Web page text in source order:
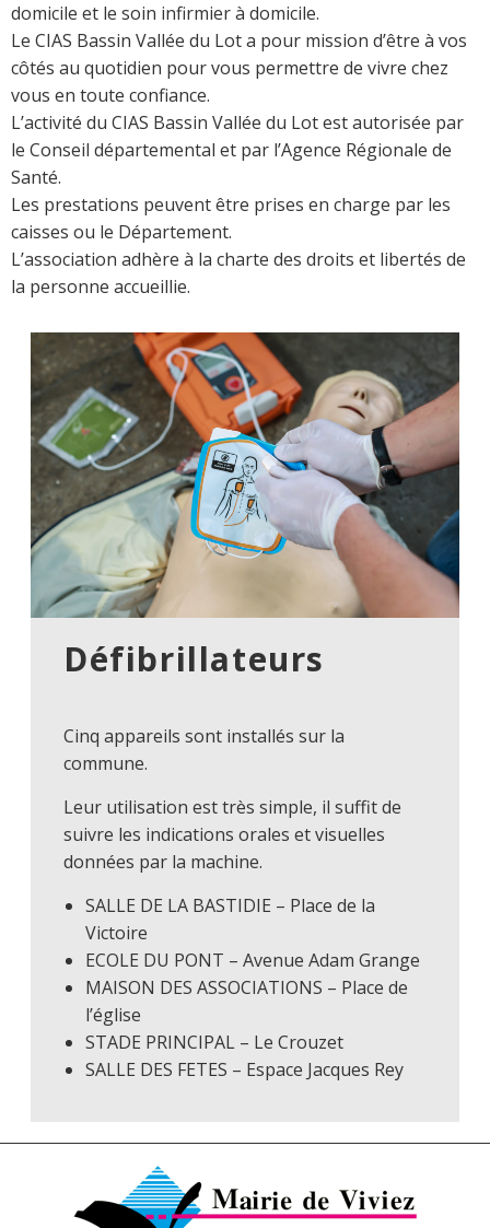
domicile et le soin infirmier à domicile.
Le CIAS Bassin Vallée du Lot a pour mission d’être à vos
côtés au quotidien pour vous permettre de vivre chez
vous en toute confiance.
L’activité du CIAS Bassin Vallée du Lot est autorisée par
le Conseil départemental et par l’Agence Régionale de
Santé.
Les prestations peuvent être prises en charge par les
caisses ou le Département.
L’association adhère à la charte des droits et libertés de
la personne accueillie.
Défibrillateurs
Cinq appareils sont installés sur la
commune.
Leur utilisation est très simple, il suffit de
suivre les indications orales et visuelles
données par la machine.
SALLE DE LA BASTIDIE – Place de la
Victoire
ECOLE DU PONT – Avenue Adam Grange
MAISON DES ASSOCIATIONS – Place de
l’église
STADE PRINCIPAL – Le Crouzet
SALLE DES FETES – Espace Jacques Rey